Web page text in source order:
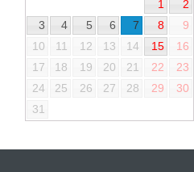
1
2
3
4 5 6 7 8
9
10
11 12 13 14 15
16
17
18 19 20 21 22
23
24
25 26 27 28 29
30
31